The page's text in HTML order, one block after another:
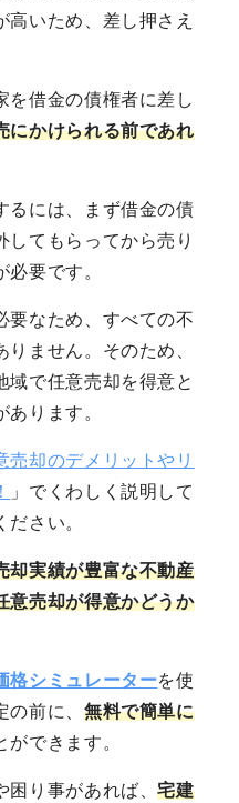
高いため、差し押さえ
を借金の債権者に差し
にかけられる前であれ
るには、まず借金の債
してもらってから売り
必要です。
要なため、すべての不
ません。そのため、
域で任意売却を得意と
ります。
売却のデメリットやリ
」でくわしく説明して
さい。
却実績が豊富な不動産
意売却が得意かどうか
格シミュレーターを使
前に、 無料で簡単に
ができます。
困り事があれば、宅建